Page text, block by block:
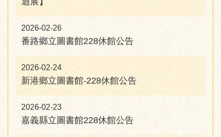
2026-02-26
番路鄉立圖書館228休館公告
2026-02-24
新港鄉立圖書館-228休館公告
2026-02-23
嘉義縣立圖書館228休館公告